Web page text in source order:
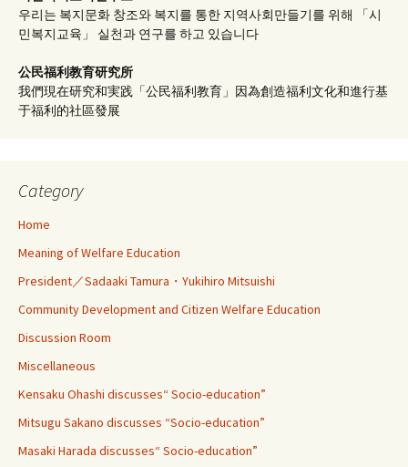
우리는 복지문화 창조와 복지를 통한 지역사회만들기를 위해 「시
민복지교육」 실천과 연구를 하고 있습니다
公民福利教育研究所
我們現在研究和実践「公民福利教育」因為創造福利文化和進行基
于福利的社區發展
Category
Home
Meaning of Welfare Education
President／Sadaaki Tamura・Yukihiro Mitsuishi
Community Development and Citizen Welfare Education
Discussion Room
Miscellaneous
Kensaku Ohashi discusses“ Socio-education”
Mitsugu Sakano discusses “Socio-education”
Masaki Harada discusses“ Socio-education”